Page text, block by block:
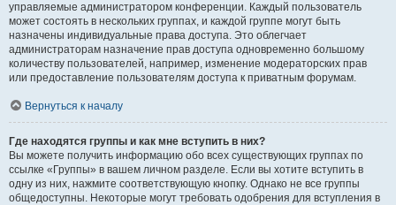
управляемые администратором конференции. Каждый пользователь
может состоять в нескольких группах, и каждой группе могут быть
назначены индивидуальные права доступа. Это облегчает
администраторам назначение прав доступа одновременно большому
количеству пользователей, например, изменение модераторских прав
или предоставление пользователям доступа к приватным форумам.
Вернуться к началу
Где находятся группы и как мне вступить в них?
Вы можете получить информацию обо всех существующих группах по
ссылке «Группы» в вашем личном разделе. Если вы хотите вступить в
одну из них, нажмите соответствующую кнопку. Однако не все группы
общедоступны. Некоторые могут требовать одобрения для вступления в